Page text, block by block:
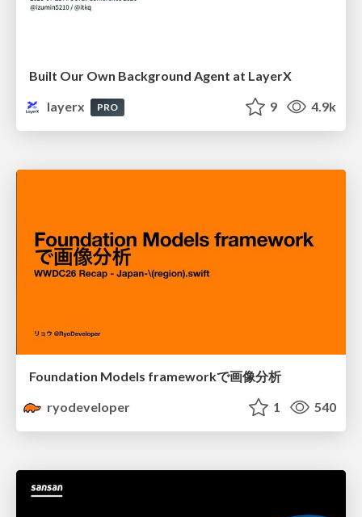
Built Our Own Background Agent at LayerX
layerx
PRO 9 4.9k
Foundation Models frameworkで画像分析
ryodeveloper
1 540